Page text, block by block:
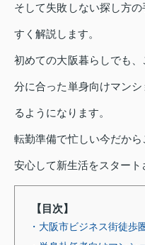
そして失敗しない探し方
すく解説します。
初めての大阪暮らしでも
分に合った単身向けマン
るようになります。
転勤準備で忙しい今だから
安心して新生活をスタート
【目次】
・大阪市ビジネス街徒歩